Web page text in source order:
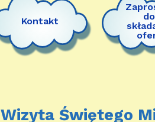
Kontakt
do
Wizyta Świętego